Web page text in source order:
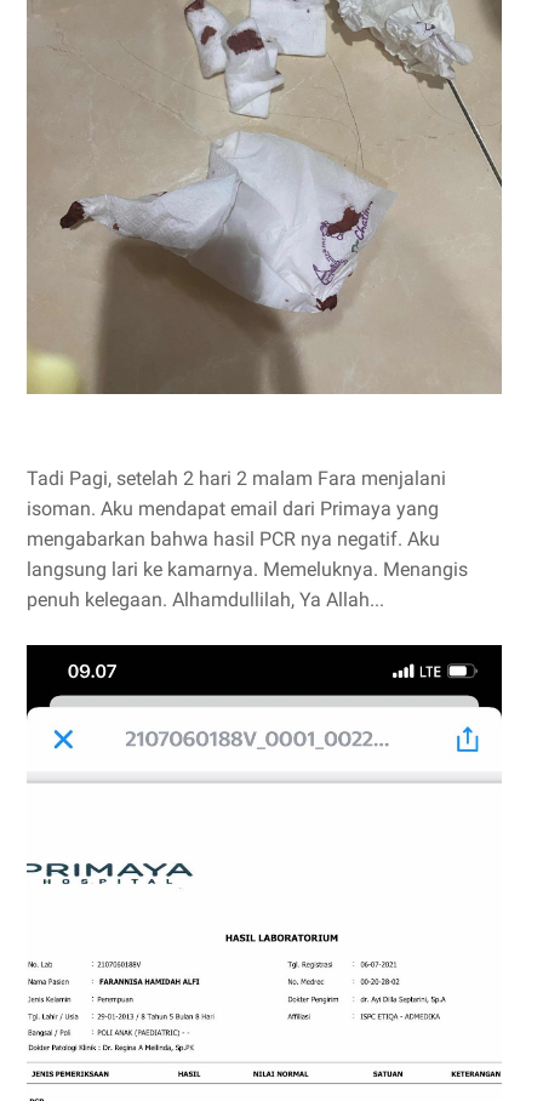
Tadi Pagi, setelah 2 hari 2 malam Fara menjalani
isoman. Aku mendapat email dari Primaya yang
mengabarkan bahwa hasil PCR nya negatif. Aku
langsung lari ke kamarnya. Memeluknya. Menangis
penuh kelegaan. Alhamdullilah, Ya Allah...